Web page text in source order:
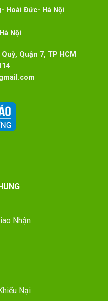
Hoài Đức- Hà Nội
Nội
Quận 7, TP HCM
Nhận
Nại